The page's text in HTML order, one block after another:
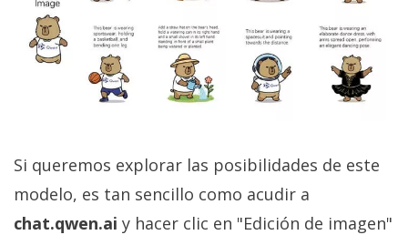
móviles,
ordenadores,
apps,
informática,
videojuegos,
El Grupo
Informático
(CC) 2006-
2026.Algunos
Si queremos explorar las posibilidades de este
modelo, es tan sencillo como acudir a
chat.qwen.ai y hacer clic en "Edición de imagen"